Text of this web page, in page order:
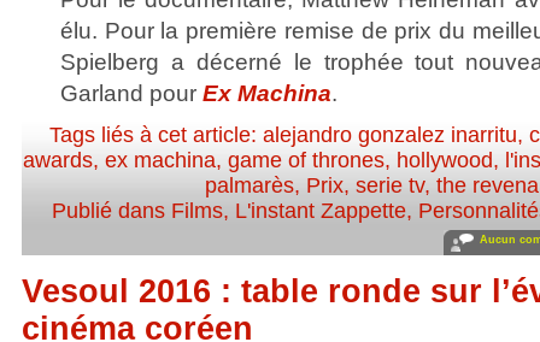
élu. Pour la première remise de prix du
Spielberg a décerné le trophée tout
Garland pour Ex Machina.
Tags liés à cet article:alejandro gonzalez inarritu,
awards,ex machina,game of thrones, hollywood,
palmarès, Prix, serie tv, the
Publié dans Films, L'instant Zappette,
Aucun
Vesoul 2016 : table ronde sur
cinéma coréen